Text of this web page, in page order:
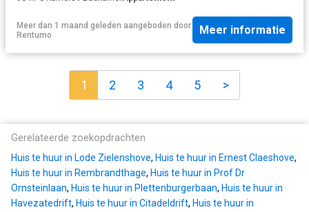
Meer dan 1 maand geleden aangeboden door
Rentumo
Meer informatie
1 2 3 4 5 >
Gerelateerde zoekopdrachten
Huis te huur in Lode Zielenshove, Huis te huur in Ernest Claeshove,
Huis te huur in Rembrandthage, Huis te huur in Prof Dr
Ornsteinlaan, Huis te huur in Plettenburgerbaan, Huis te huur in
Havezatedrift, Huis te huur in Citadeldrift, Huis te huur in